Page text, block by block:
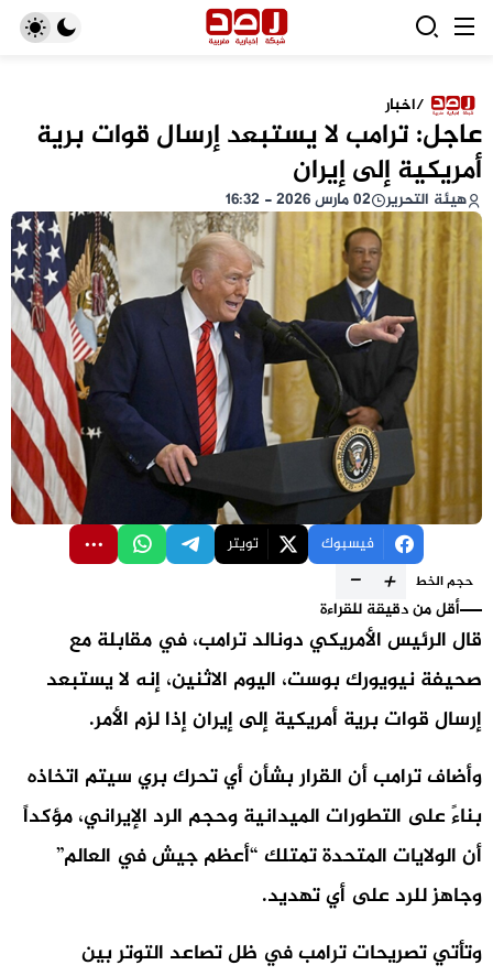
/اخبار
عاجل: ترامب لا يستبعد إرسال قوات برية
أمريكية إلى إيران
هيئة التحرير 02 مارس 2026 - 16:32
فيسبوك تويتر
حجم الخط +
-
أقل من دقيقة للقراءة
قال الرئيس الأمريكي دونالد ترامب، في مقابلة مع
صحيفة نيويورك بوست، اليوم الاثنين، إنه لا يستبعد
إرسال قوات برية أمريكية إلى إيران إذا لزم الأمر.
وأضاف ترامب أن القرار بشأن أي تحرك بري سيتم اتخاذه
بناءً على التطورات الميدانية وحجم الرد الإيراني، مؤكداً
أن الولايات المتحدة تمتلك “أعظم جيش في العالم”
وجاهز للرد على أي تهديد.
وتأتي تصريحات ترامب في ظل تصاعد التوتر بين